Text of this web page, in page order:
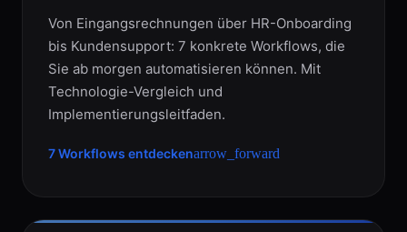
Von Eingangsrechnungen über HR-Onboarding
bis Kundensupport: 7 konkrete Workflows, die
Sie ab morgen automatisieren können. Mit
Technologie-Vergleich und
Implementierungsleitfaden.
7 Workflows entdeckenarrow_forward